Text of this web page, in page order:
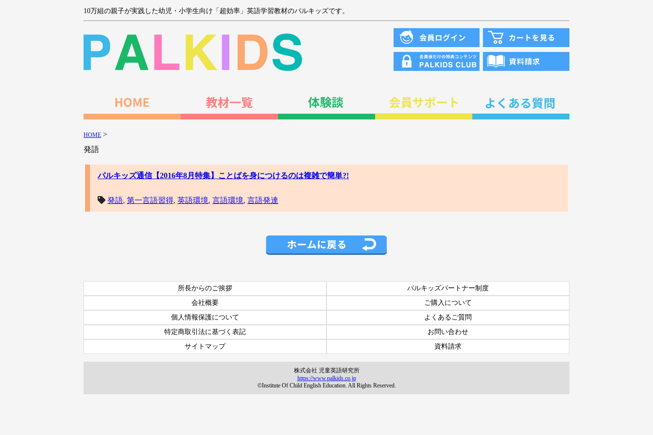
10万組の親子が実践した幼児・小学生向け「超効率」英語学習教材のパルキッズです。
HOME >
発語
パルキッズ通信【2016年8月特集】ことばを身につけるのは複雑で簡単?!
発語, 第一言語習得, 英語環境, 言語環境, 言語発達
所長からのご挨拶
パルキッズパートナー制度
会社概要
ご購入について
個人情報保護について
よくあるご質問
特定商取引法に基づく表記
お問い合わせ
サイトマップ
資料請求
株式会社 児童英語研究所
https://www.palkids.co.jp
©Institute Of Child English Education. All Rights Reserved.